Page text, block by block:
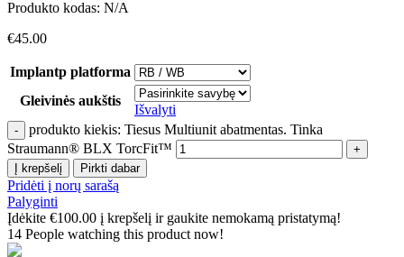
Produkto kodas: N/A
€45.00
Implantp platforma
Gleivinės aukštis
Išvalyti
produkto kiekis: Tiesus Multiunit abatmentas. Tinka
Straumann® BLX TorcFit™
Į krepšelį Pirkti dabar
Pridėti į norų sarašą
Palyginti
Įdėkite €100.00 į krepšelį ir gaukite nemokamą pristatymą!
14 People watching this product now!